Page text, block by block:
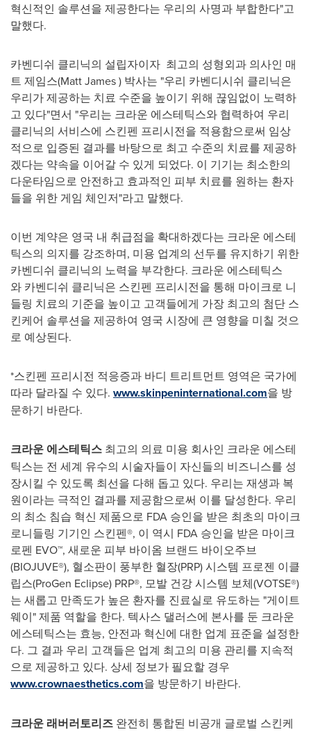
혁신적인 솔루션을 제공한다는 우리의 사명과 부합한다"고
말했다.
카벤디쉬 클리닉의 설립자이자 최고의 성형외과 의사인 매
트 제임스(Matt James) 박사는 "우리 카벤디시쉬 클리닉은
우리가 제공하는 치료 수준을 높이기 위해 끊임없이 노력하
고 있다"면서 "우리는 크라운 에스테틱스와 협력하여 우리
클리닉의 서비스에 스킨펜 프리시전을 적용함으로써 임상
적으로 입증된 결과를 바탕으로 최고 수준의 치료를 제공하
겠다는 약속을 이어갈 수 있게 되었다. 이 기기는 최소한의
다운타임으로 안전하고 효과적인 피부 치료를 원하는 환자
들을 위한 게임 체인저"라고 말했다.
이번 계약은 영국 내 취급점을 확대하겠다는 크라운 에스테
틱스의 의지를 강조하며, 미용 업계의 선두를 유지하기 위한
카벤디쉬 클리닉의 노력을 부각한다. 크라운 에스테틱스
와 카벤디쉬 클리닉은 스킨펜 프리시전을 통해 마이크로 니
들링 치료의 기준을 높이고 고객들에게 가장 최고의 첨단 스
킨케어 솔루션을 제공하여 영국 시장에 큰 영향을 미칠 것으
로 예상된다.
*스킨펜 프리시전 적응증과 바디 트리트먼트 영역은 국가에
따라 달라질 수 있다. www.skinpeninternational.com을 방
문하기 바란다.
크라운 에스테틱스 최고의 의료 미용 회사인 크라운 에스테
틱스는 전 세계 유수의 시술자들이 자신들의 비즈니스를 성
장시킬 수 있도록 최선을 다해 돕고 있다. 우리는 재생과 복
원이라는 극적인 결과를 제공함으로써 이를 달성한다. 우리
의 최소 침습 혁신 제품으로 FDA 승인을 받은 최초의 마이크
로니들링 기기인 스킨펜®, 이 역시 FDA 승인을 받은 마이크
로펜 EVO™, 새로운 피부 바이옴 브랜드 바이오주브
(BIOJUVE®), 혈소판이 풍부한 혈장(PRP) 시스템 프로젠 이클
립스(ProGen Eclipse) PRP®, 모발 건강 시스템 보체(VOTSE®)
는 새롭고 만족도가 높은 환자를 진료실로 유도하는 "게이트
웨이" 제품 역할을 한다. 텍사스 댈러스에 본사를 둔 크라운
에스테틱스는 효능, 안전과 혁신에 대한 업계 표준을 설정한
다. 그 결과 우리 고객들은 업계 최고의 미용 관리를 지속적
으로 제공하고 있다. 상세 정보가 필요할 경우
www.crownaesthetics.com을 방문하기 바란다.
크라운 래버러토리즈 완전히 통합된 비공개 글로벌 스킨케